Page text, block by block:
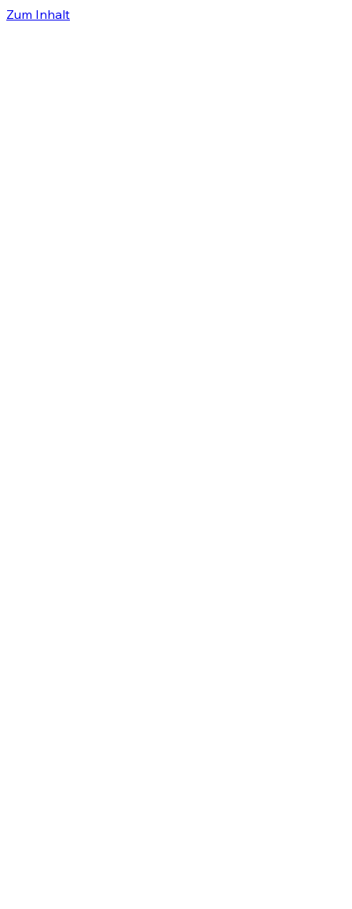
Zum Inhalt